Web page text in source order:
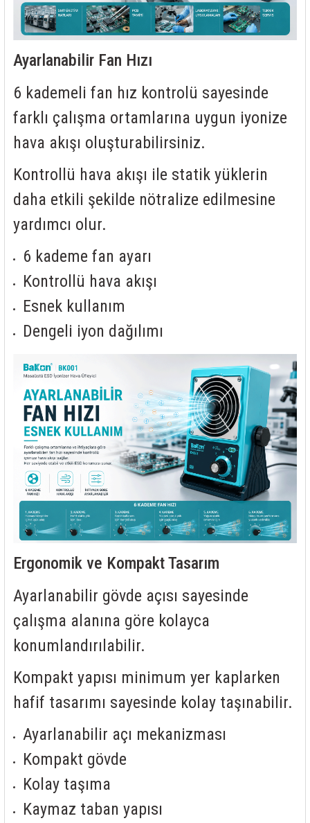
Ayarlanabilir Fan Hızı
6 kademeli fan hız kontrolü sayesinde
farklı çalışma ortamlarına uygun iyonize
hava akışı oluşturabilirsiniz.
Kontrollü hava akışı ile statik yüklerin
daha etkili şekilde nötralize edilmesine
yardımcı olur.
6 kademe fan ayarı
Kontrollü hava akışı
Esnek kullanım
Dengeli iyon dağılımı
Ergonomik ve Kompakt Tasarım
Ayarlanabilir gövde açısı sayesinde
çalışma alanına göre kolayca
konumlandırılabilir.
Kompakt yapısı minimum yer kaplarken
hafif tasarımı sayesinde kolay taşınabilir.
Ayarlanabilir açı mekanizması
Kompakt gövde
Kolay taşıma
Kaymaz taban yapısı